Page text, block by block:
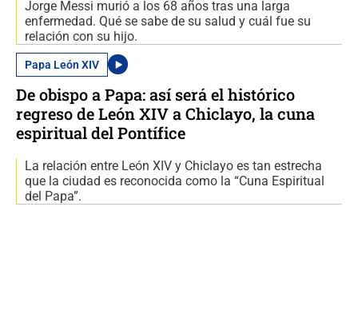
Jorge Messi murió a los 68 años tras una larga
enfermedad. Qué se sabe de su salud y cuál fue su
relación con su hijo.
Papa León XIV
De obispo a Papa: así será el histórico
regreso de León XIV a Chiclayo, la cuna
espiritual del Pontífice
La relación entre León XIV y Chiclayo es tan estrecha
que la ciudad es reconocida como la “Cuna Espiritual
del Papa”.